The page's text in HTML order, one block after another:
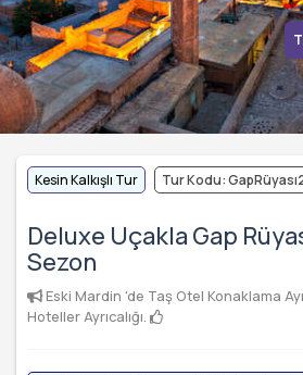
Kesin Kalkışlı Tur Tur Kodu:
Deluxe Uçakla Gap
Sezon
Eski Mardin 'de Taş Otel Konaklama
Hoteller Ayrıcalığı.